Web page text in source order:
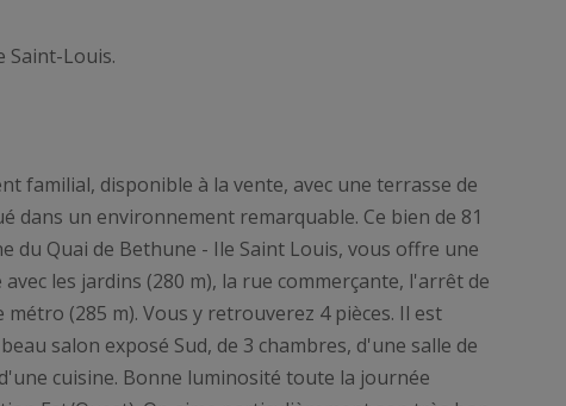
Saint-Louis.
familial, disponible à la vente, avec une terrasse de
dans un environnement remarquable. Ce bien de 81
du Quai de Bethune - Ile Saint Louis, vous offre une
les jardins (280 m), la rue commerçante, l'arrêt de
métro (285 m). Vous y retrouverez 4 pièces. Il est
salon exposé Sud, de 3 chambres, d'une salle de
cuisine. Bonne luminosité toute la journée